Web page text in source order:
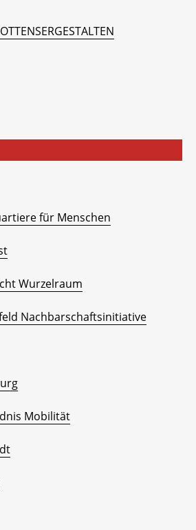
für Menschen
Wurzelraum
Nachbarschaftsinitiative
Mobilität